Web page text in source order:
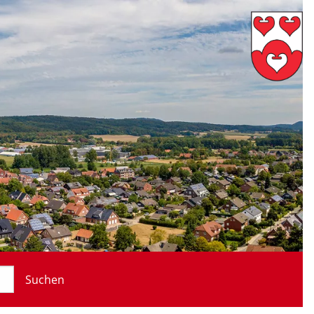
Suchen